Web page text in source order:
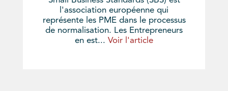
l'association européenne qui
représente les PME dans le processus
de normalisation. Les Entrepreneurs
en est... Voir l'article